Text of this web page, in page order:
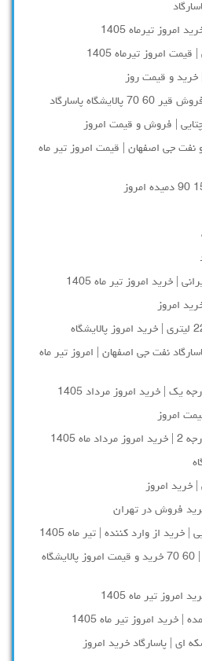
تیرماه 1405
امروز تیرماه 1405
پاسارگاد
چتایی | فروش و قیمت امروز
نفت جی اصفهان | قیمت امروز تیر ماه
| خرید امروز تیر ماه 1405
امروز
قیر 60 70 پاسارگاد نفت جی اصفهان | امروز تیر ماه
یک | خرید امروز مرداد 1405
امروز
1405
خرید امروز
فروش در تهران
خرید از وارد کننده | تیر ماه 1405
فروش قیر در کرج | 60 70 خرید و قیمت امروز پالایشگاه
تیر ماه 1405
| خرید امروز تیر ماه 1405
ای | پاسارگاد خرید امروز